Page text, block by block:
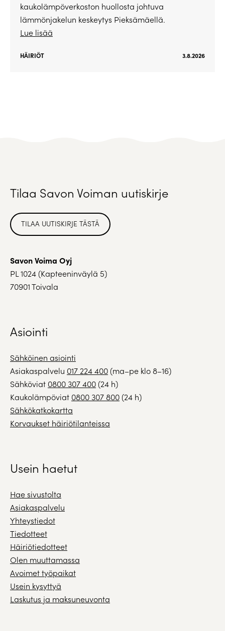
kaukolämpöverkoston huollosta johtuva
lämmönjakelun keskeytys Pieksämäellä.
Lue lisää
HÄIRIÖT 3.8.2026
Tilaa Savon Voiman uutiskirje
TILAA UUTISKIRJE TÄSTÄ
Savon Voima Oyj
PL 1024 (Kapteeninväylä 5)
70901 Toivala
Asiointi
Sähköinen asiointi
Asiakaspalvelu 017 224 400(ma–pe klo 8–16)
Sähköviat 0800 307 400(24 h)
Kaukolämpöviat 0800 307 800(24 h)
Sähkökatkokartta
Korvaukset häiriötilanteissa
Usein haetut
Hae sivustolta
Asiakaspalvelu
Yhteystiedot
Tiedotteet
Häiriötiedotteet
Olen muuttamassa
Avoimet työpaikat
Usein kysyttyä
Laskutus ja maksuneuvonta